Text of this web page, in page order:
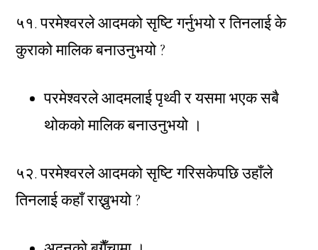
५१. परमेश्वरले आदमको सृष्टि गर्नुभयो र तिनलाई के
कुराको मालिक बनाउनुभयो ?
परमेश्वरले आदमलाई पृथ्वी र यसमा भएक सबै
थोकको मालिक बनाउनुभयो ।
५२. परमेश्वरले आदमको सृष्टि गरिसकेपछि उहाँले
तिनलाई कहाँ राख्नुभयो ?